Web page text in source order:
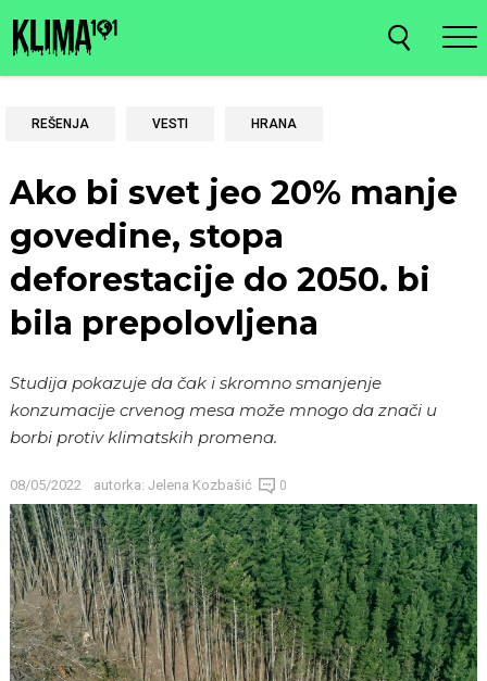
REŠENJA VESTI HRANA
Ako bi svet jeo 20% manje
govedine, stopa
deforestacije do 2050. bi
bila prepolovljena
Studija pokazuje da čak i skromno smanjenje
konzumacije crvenog mesa može mnogo da znači u
borbi protiv klimatskih promena.
08/05/2022 autorka: Jelena Kozbašić 0